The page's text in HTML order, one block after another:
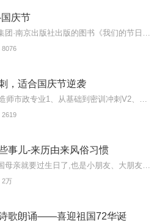
庆节
8076
，适合国庆节逆袭
2619
事儿-来历由来风俗习惯
2万
歌朗诵——喜迎祖国72华诞